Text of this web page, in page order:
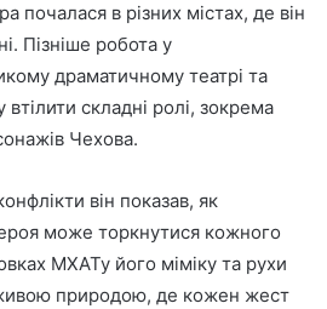
почалася в різних містах, де він
Пізніше робота у
драматичному театрі та
складні ролі, зокрема
Чехова.
він показав, як
може торкнутися кожного
МХАТу його міміку та рухи
природою, де кожен жест